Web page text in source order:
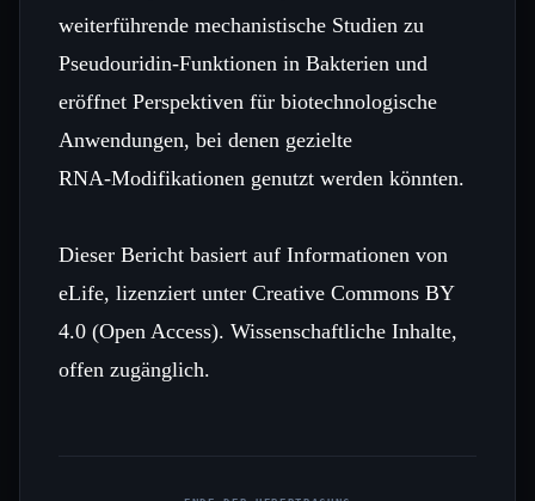
weiterführende mechanistische Studien zu
Pseudouridin‑Funktionen in Bakterien und
eröffnet Perspektiven für biotechnologische
Anwendungen, bei denen gezielte
RNA‑Modifikationen genutzt werden könnten.
Dieser Bericht basiert auf Informationen von
eLife, lizenziert unter Creative Commons BY
4.0 (Open Access). Wissenschaftliche Inhalte,
offen zugänglich.